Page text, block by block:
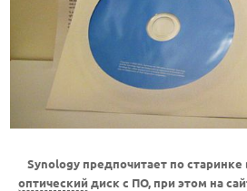
Synology предпочитает по
оптический диск с ПО, при этом на